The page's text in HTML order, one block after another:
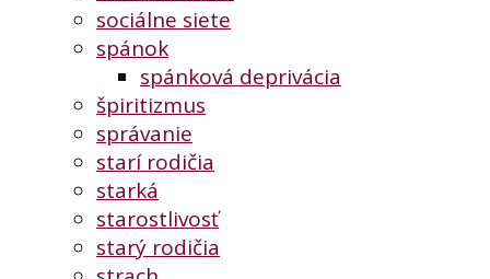
sociálne siete
spánok
spánková deprivácia
špiritizmus
správanie
starí rodičia
starká
starostlivosť
starý rodičia